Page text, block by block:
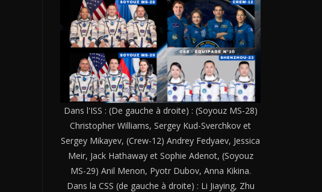
Dans l'ISS : (De gauche à droite) : (Soyouz MS-28)
Christopher Williams, Sergey Kud-Sverchkov et
Sergey Mikayev, (Crew-12) Andrey Fedyaev, Jessica
Meir, Jack Hathaway et Sophie Adenot, (Soyouz
MS-29) Anil Menon, Pyotr Dubov, Anna Kikina.
Dans la CSS (de gauche à droite) : Li Jiaying, Zhu